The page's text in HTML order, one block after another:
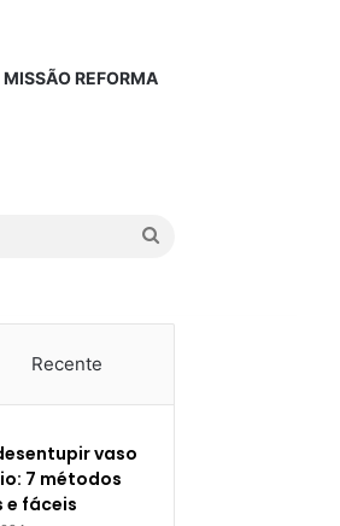
MISSÃO REFORMA
Recente
vaso
7 métodos
e fáceis